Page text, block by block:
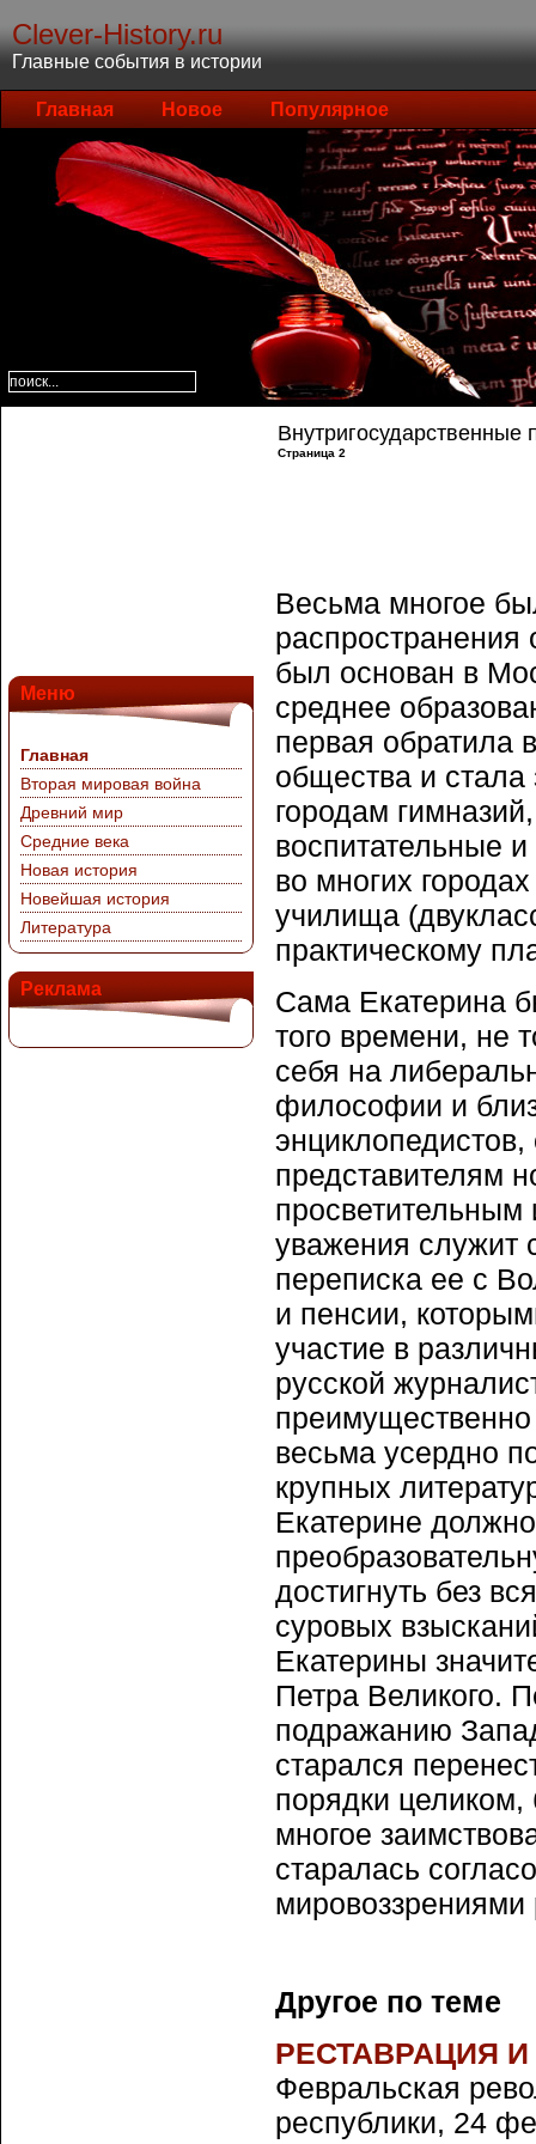
Clever-History.ru
Главные события в истории
Главная Новое Популярное
Меню
Главная
Вторая мировая война
Древний мир
Средние века
Новая история
Новейшая история
Литература
Реклама
Внутригосударственные
Страница 2
Весьма многое
распространения
был основан в
среднее
первая обратила
общества и стала
городам
воспитательные
во многих
училища
практическому
Сама Екатерина
того времени, не
себя на
философии и
представителям
просветительным
уважения служит
переписка ее с
и пенсии,
участие в
русской
весьма усердно
крупных
Екатерине
достигнуть без
суровых
Екатерины
Петра Великого.
подражанию
старался
порядки целиком,
многое
старалась
Другое по теме
РЕСТАВРАЦИЯ И
Февральская
республики, 24